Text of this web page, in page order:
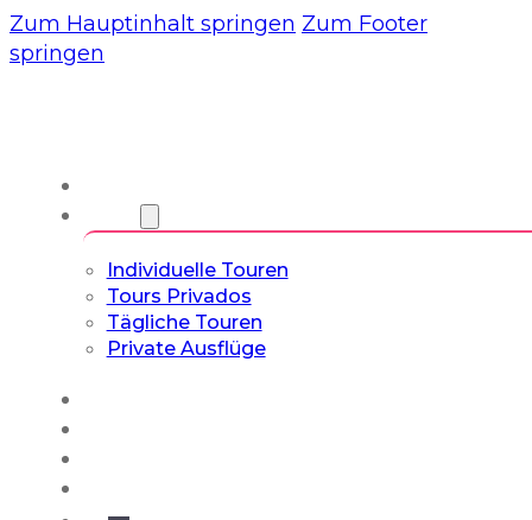
Zum Hauptinhalt springen Zum Footer
springen
Individuelle Touren
Tours Privados
Tägliche Touren
Private Ausflüge